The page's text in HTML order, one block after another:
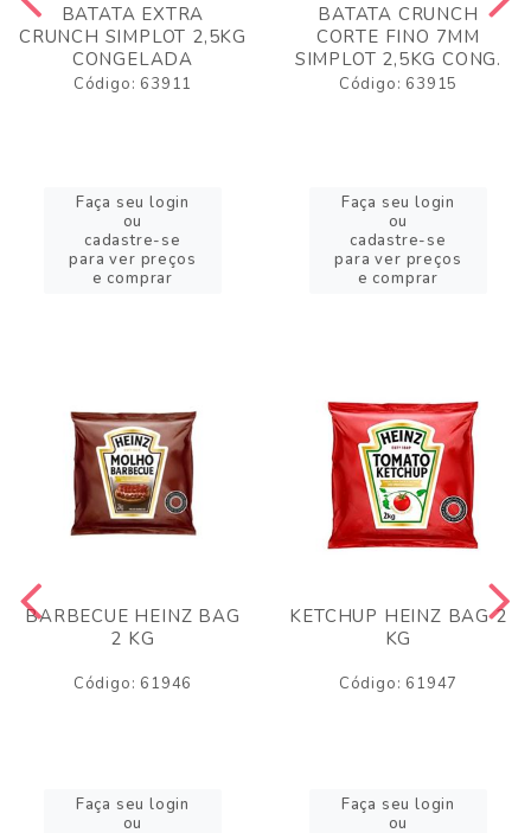
BATATA EXTRA
CRUNCH SIMPLOT 2,5KG
CONGELADA
Código: 63911
Faça seu login
ou
cadastre-se
para ver preços
e comprar
BATATA CRUNCH
CORTE FINO 7MM
SIMPLOT 2,5KG CONG.
Código: 63915
Faça seu login
ou
cadastre-se
para ver preços
e comprar
BARBECUE HEINZ BAG
2 KG
Código: 61946
Faça seu login
ou
KETCHUP HEINZ BAG 2
KG
Código: 61947
Faça seu login
ou